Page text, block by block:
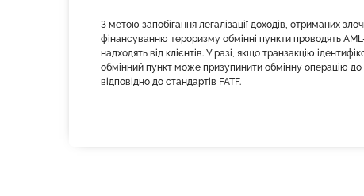
З метою запобігання легалізації доходів, отриманих
фінансуванню тероризму обмінні пункти проводять
надходять від клієнтів. У разі, якщо транзакцію
обмінний пункт може призупинити обмінну операцію до
відповідно до стандартів FATF.